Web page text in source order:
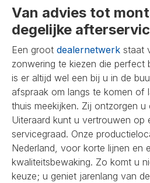
Van advies tot
degelijke
Een groot dealernetwerk staat
zonwering te kiezen die perfect
is er altijd wel een bij u in de
afspraak om langs te komen of
thuis meekijken. Zij ontzorgen
Uiteraard kunt u vertrouwen op
servicegraad. Onze
Nederland, voor korte lijnen en
kwaliteitsbewaking. Zo komt u
keuze; u geniet jarenlang van